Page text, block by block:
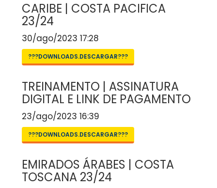
CARIBE | COSTA PACIFICA
23/24
30/ago/2023 17:28
???DOWNLOADS.DESCARGAR???
TREINAMENTO | ASSINATURA
DIGITAL E LINK DE PAGAMENTO
23/ago/2023 16:39
???DOWNLOADS.DESCARGAR???
EMIRADOS ÁRABES | COSTA
TOSCANA 23/24